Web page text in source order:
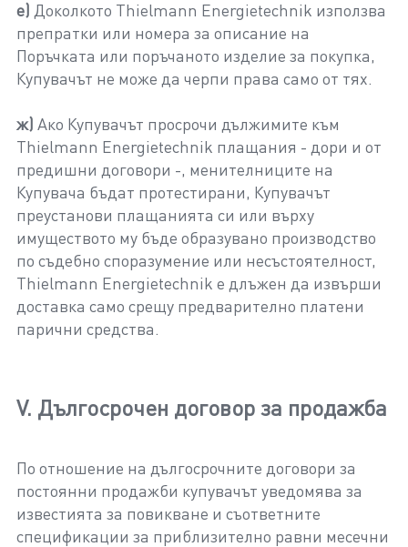
е) Доколкото Thielmann Energietechnik използва
препратки или номера за описание на
Поръчката или поръчаното изделие за покупка,
Купувачът не може да черпи права само от тях.
ж) Ако Купувачът просрочи дължимите към
Thielmann Energietechnik плащания - дори и от
предишни договори -, менителниците на
Купувача бъдат протестирани, Купувачът
преустанови плащанията си или върху
имуществото му бъде образувано производство
по съдебно споразумение или несъстоятелност,
Thielmann Energietechnik е длъжен да извърши
доставка само срещу предварително платени
парични средства.
V. Дългосрочен договор за продажба
По отношение на дългосрочните договори за
постоянни продажби купувачът уведомява за
известията за повикване и съответните
спецификации за приблизително равни месечни